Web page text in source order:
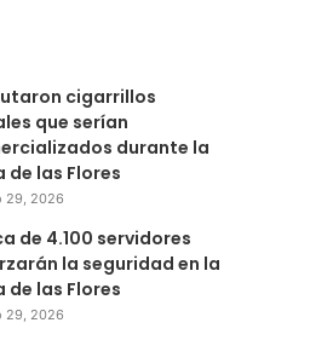
cigarrillos
que serían
durante la
de las Flores
29, 2026
de 4.100 servidores
la seguridad en la
de las Flores
29, 2026